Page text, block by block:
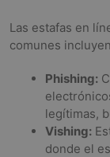
Las estafas en
comunes
Phishing:
legítimas,
Vishing:
donde el